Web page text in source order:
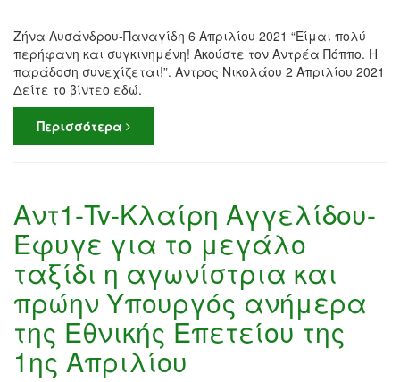
Ζήνα Λυσάνδρου-Παναγίδη 6 Απριλίου 2021 “Είμαι πολύ
περήφανη και συγκινημένη! Ακούστε τον Αντρέα Πόππο. Η
παράδοση συνεχίζεται!”. Αντρος Νικολάου 2 Απριλίου 2021
Δείτε το βίντεο εδώ.
Περισσότερα
Αντ1-Tv-Κλαίρη Αγγελίδου-
Έφυγε για το μεγάλο
ταξίδι η αγωνίστρια και
πρώην Υπουργός ανήμερα
της Εθνικής Επετείου της
1ης Απριλίου